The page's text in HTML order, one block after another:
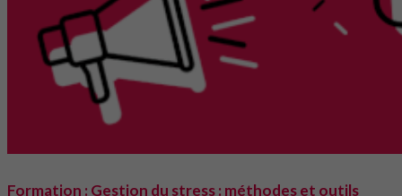
Formation : Gestion du stress : méthodes et outils